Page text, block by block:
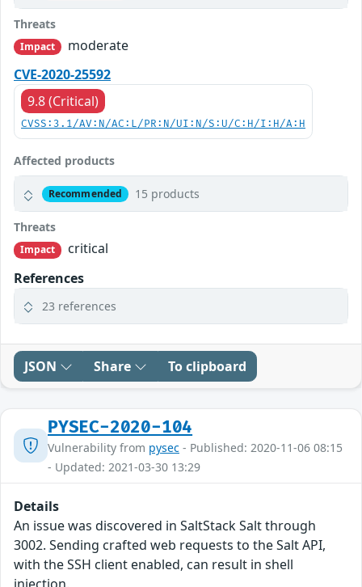
Threats
Impact
moderate
CVE-2020-25592
9.8 (Critical)
CVSS:3.1/AV:N/AC:L/PR:N/UI:N/S:U/C:H/I:H/A:H
Affected products
Recommended 15 products
Threats
Impact
critical
References
23 references
JSON Share To clipboard
PYSEC-2020-104
Vulnerability from pysec - Published: 2020-11-06 08:15
- Updated: 2021-03-30 13:29
Details
An issue was discovered in SaltStack Salt through
3002. Sending crafted web requests to the Salt API,
with the SSH client enabled, can result in shell
injection.